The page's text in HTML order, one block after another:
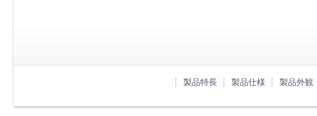
製品特長 製品仕様 製品外観